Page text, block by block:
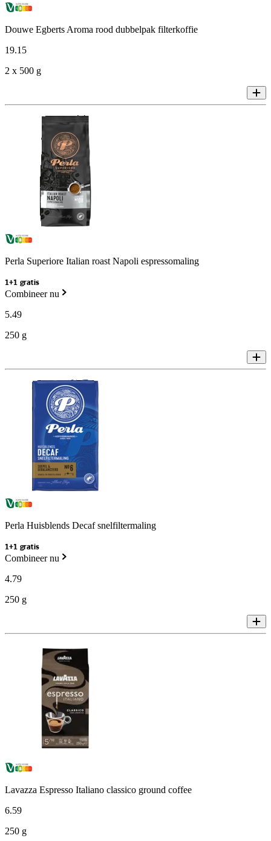
Douwe Egberts Aroma rood dubbelpak filterkoffie
19.15
2 x 500 g
Perla Superiore Italian roast Napoli espressomaling
1+1 gratis
Combineer nu
5.49
250 g
Perla Huisblends Decaf snelfiltermaling
1+1 gratis
Combineer nu
4.79
250 g
Lavazza Espresso Italiano classico ground coffee
6.59
250 g